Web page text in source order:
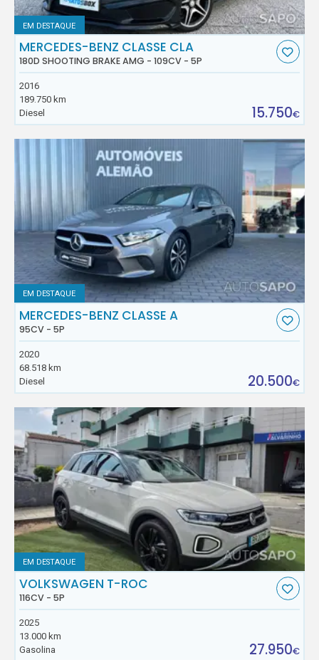
EM DESTAQUE
MERCEDES-BENZ CLASSE CLA
180D SHOOTING BRAKE AMG - 109CV - 5P
2016
189.750 km
Diesel
15.750€
EM DESTAQUE
MERCEDES-BENZ CLASSE A
95CV - 5P
2020
68.518 km
Diesel
20.500€
EM DESTAQUE
VOLKSWAGEN T-ROC
116CV - 5P
2025
13.000 km
Gasolina
27.950€